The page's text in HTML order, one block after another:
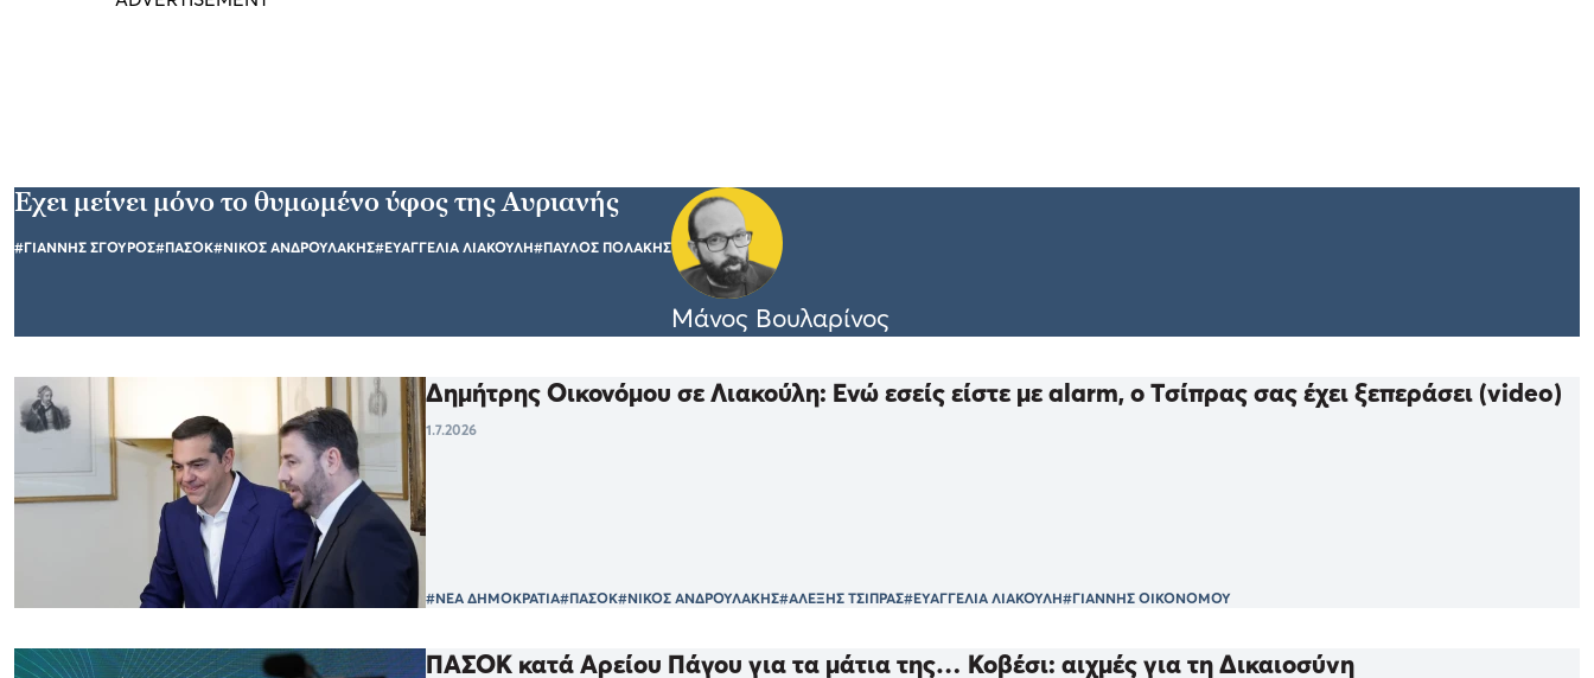
Εχει μείνει μόνο το θυμωμένο ύφος της Αυριανής
#ΓΙΑΝΝΗΣ ΣΓΟΥΡΟΣ#ΠΑΣΟΚ#ΝΙΚΟΣ ΑΝΔΡΟΥΛΑΚΗΣ#ΕΥΑΓΓΕΛΙΑ ΛΙΑΚΟΥΛΗ#ΠΑΥΛΟΣ ΠΟΛΑΚΗΣ
Μάνος Βουλαρίνος
Δημήτρης Οικονόμου σε Λιακούλη: Ενώ εσείς είστε με alarm, ο Τσίπρας σας έχει ξεπεράσει (video)
1.7.2026
#ΝΕΑ ΔΗΜΟΚΡΑΤΙΑ#ΠΑΣΟΚ#ΝΙΚΟΣ ΑΝΔΡΟΥΛΑΚΗΣ#ΑΛΕΞΗΣ ΤΣΙΠΡΑΣ#ΕΥΑΓΓΕΛΙΑ ΛΙΑΚΟΥΛΗ#ΓΙΑΝΝΗΣ ΟΙΚΟΝΟΜΟΥ
ΠΑΣΟΚ κατά Αρείου Πάγου για τα μάτια της… Κοβέσι: αιχμές για τη Δικαιοσύνη